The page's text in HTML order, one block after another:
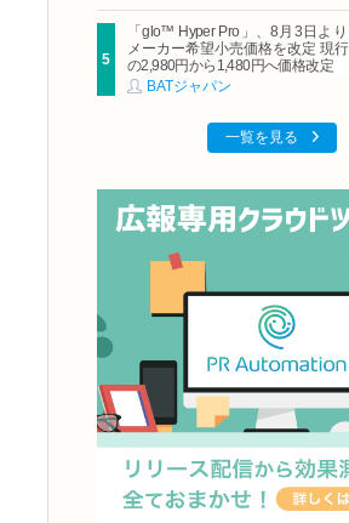
「glo™ Hyper Pro」、8月3日より
メーカー希望小売価格を改定 現行
の2,980円から1,480円へ価格改定
BATジャパン
一覧を見る